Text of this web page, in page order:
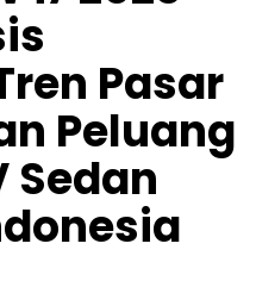
Pasar
Peluang
Sedan